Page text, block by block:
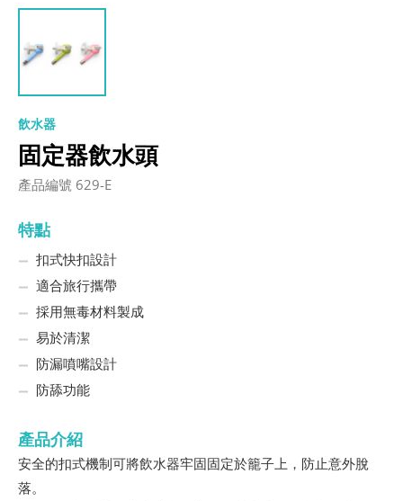
飲水器
固定器飲水頭
產品編號 629-E
特點
扣式快扣設計
適合旅行攜帶
採用無毒材料製成
易於清潔
防漏噴嘴設計
防舔功能
產品介紹
安全的扣式機制可將飲水器牢固固定於籠子上，防止意外脫
落。